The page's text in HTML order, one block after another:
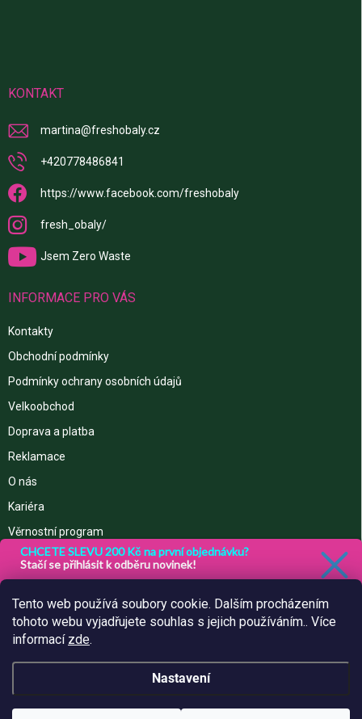
Tento web používá soubory cookie. Dalším procházením
tohoto webu vyjadřujete souhlas s jejich používáním.. Více
informací zde.
Nastavení
KONTAKT
martina@freshobaly.cz
+420778486841
https://www.facebook.com/freshobaly
fresh_obaly/
Jsem Zero Waste
INFORMACE PRO VÁS
Kontakty
Obchodní podmínky
Podmínky ochrany osobních údajů
Velkoobchod
Doprava a platba
Reklamace
O nás
Kariéra
Věrnostní program
NÁKUPNÍ KOŠÍK
Copyright 2026www.freshobaly.cz. Všechna práva vyhrazena.Upravit
CHCETE SLEVU 200 Kč na první objednávku?
Stačí se přihlásit k odběru novinek!
Slevu lze uplatnit od částky 800,- Kč